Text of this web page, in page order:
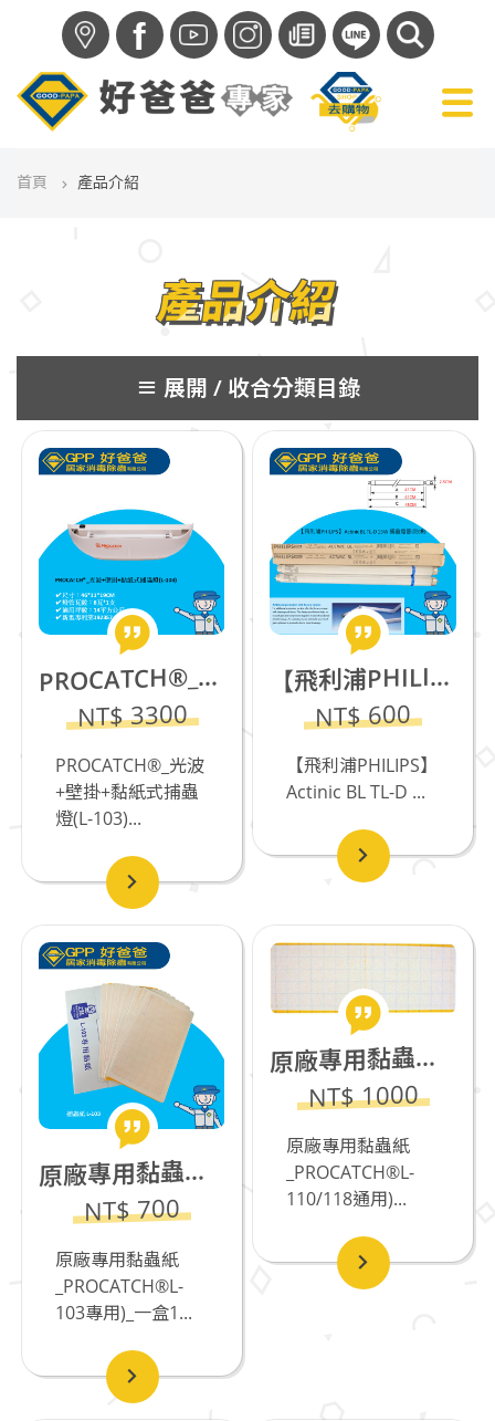
f
首頁 產品介紹
產品介紹
分類目錄
PROCATCH®_光波+壁掛+黏紙式捕蟲燈(L-103)_食品工廠專用_缺貨中
NT$ 3300
PROCATCH®_光波
+壁掛+黏紙式捕蟲
燈(L-103)...
【飛利浦PHILIPS】 Actinic BL TL-D 15W 捕蟲燈管(防爆)
NT$ 600
【飛利浦PHILIPS】
Actinic BL TL-D ...
原廠專用黏蟲紙_PROCATCH®L-103專用)_一盒10片
NT$ 700
原廠專用黏蟲紙
_PROCATCH®L-
103專用)_一盒1...
原廠專用黏蟲紙_PROCATCH®L-110/118通用)_一盒10片
NT$ 1000
原廠專用黏蟲紙
_PROCATCH®L-
110/118通用)...